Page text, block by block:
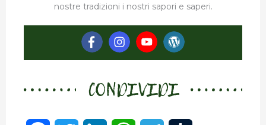
nostre tradizioni i nostri sapori e saperi.
CONDIVIDI